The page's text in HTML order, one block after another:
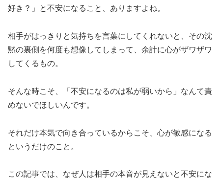
好き？」と不安になること、ありますよね。
相手がはっきりと気持ちを言葉にしてくれないと、その沈
黙の裏側を何度も想像してしまって、余計に心がザワザワ
してくるもの。
そんな時こそ、「不安になるのは私が弱いから」なんて責
めないでほしいんです。
それだけ本気で向き合っているからこそ、心が敏感になる
というだけのこと。
この記事では、なぜ人は相手の本音が見えないと不安にな